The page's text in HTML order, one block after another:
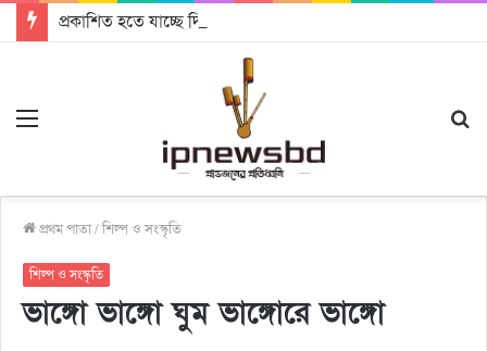
প্রকাশিত হতে যাচ্ছে দি রাবুগার নতুন গান ‘Baljanggi’
প্রথম পাতা/শিল্প ও সংস্কৃতি
শিল্প ও সংস্কৃতি
ভাঙ্গো ভাঙ্গো ঘুম ভাঙ্গোরে ভাঙ্গো